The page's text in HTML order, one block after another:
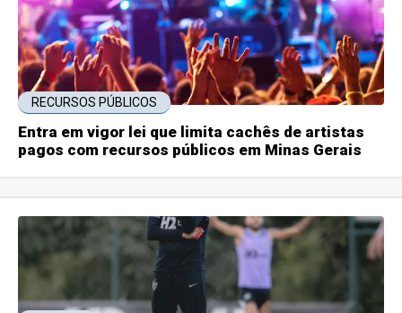
RECURSOS PÚBLICOS
Entra em vigor lei que limita cachês de artistas
pagos com recursos públicos em Minas Gerais